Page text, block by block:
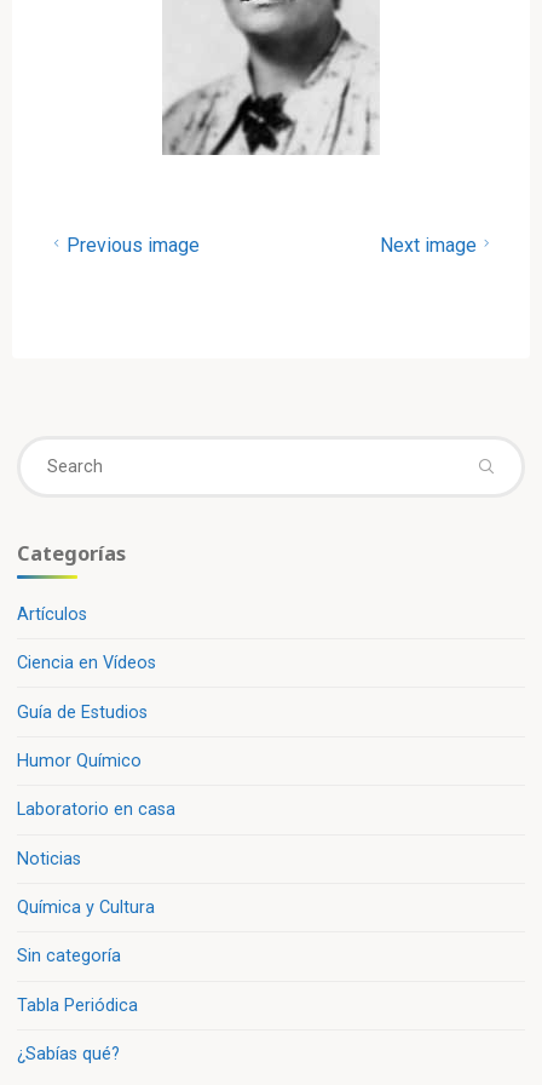
Previous image Next image
Categorías
Artículos
Ciencia en Vídeos
Guía de Estudios
Humor Químico
Laboratorio en casa
Noticias
Química y Cultura
Sin categoría
Tabla Periódica
¿Sabías qué?